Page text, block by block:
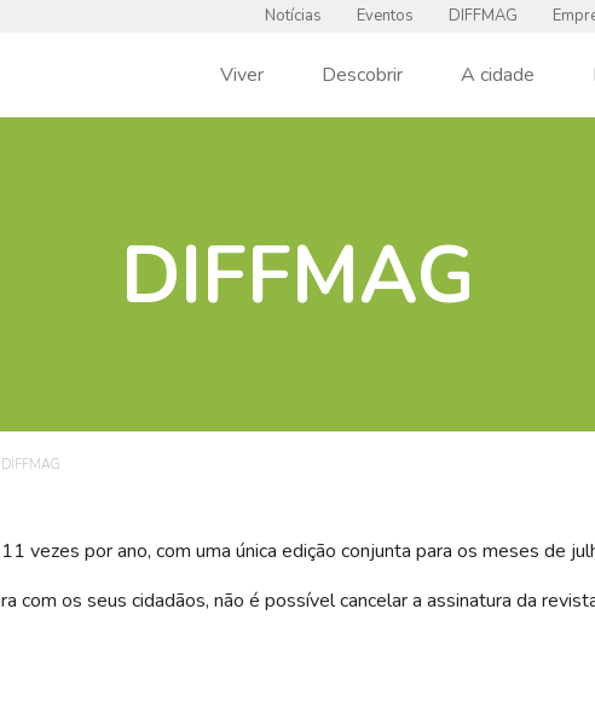
Notícias Eventos DIFFMAG
Viver Descobrir A cidade
DIFFMAG
DIFFMAG
vezes por ano, com uma única edição conjunta para os meses de
com os seus cidadãos, não é possível cancelar a assinatura da